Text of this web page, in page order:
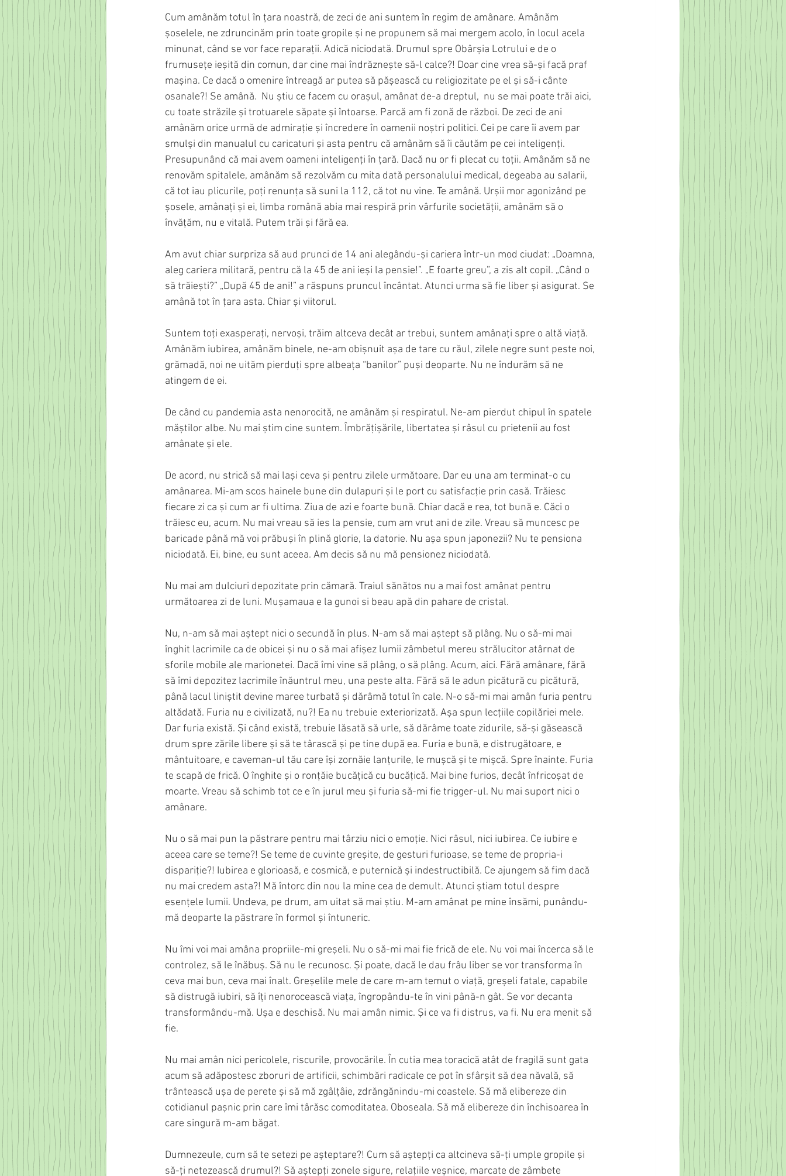
Cum amânăm totul în țara noastră, de zeci de ani suntem în regim de amânare. Amânăm
șoselele, ne zdruncinăm prin toate gropile și ne propunem să mai mergem acolo, în locul acela
minunat, când se vor face reparații. Adică niciodată. Drumul spre Obârșia Lotrului e de o
frumusețe ieșită din comun, dar cine mai îndrăznește să-l calce?! Doar cine vrea să-și facă praf
mașina. Ce dacă o omenire întreagă ar putea să pășească cu religiozitate pe el și să-i cânte
osanale?! Se amână.  Nu știu ce facem cu orașul, amânat de-a dreptul,  nu se mai poate trăi aici,
cu toate străzile și trotuarele săpate și întoarse. Parcă am fi zonă de război. De zeci de ani
amânăm orice urmă de admirație și încredere în oamenii noștri politici. Cei pe care îi avem par
smulși din manualul cu caricaturi și asta pentru că amânăm să îi căutăm pe cei inteligenți.
Presupunând că mai avem oameni inteligenți în țară. Dacă nu or fi plecat cu toții. Amânăm să ne
renovăm spitalele, amânăm să rezolvăm cu mita dată personalului medical, degeaba au salarii,
că tot iau plicurile, poți renunța să suni la 112, că tot nu vine. Te amână. Urșii mor agonizând pe
șosele, amânați și ei, limba română abia mai respiră prin vârfurile societății, amânăm să o
învățăm, nu e vitală. Putem trăi și fără ea.
Am avut chiar surpriza să aud prunci de 14 ani alegându-și cariera într-un mod ciudat: „Doamna,
aleg cariera militară, pentru că la 45 de ani ieși la pensie!”. „E foarte greu”, a zis alt copil. „Când o
să trăiești?” „După 45 de ani!” a răspuns pruncul încântat. Atunci urma să fie liber și asigurat. Se
amână tot în țara asta. Chiar și viitorul.
Suntem toți exasperați, nervoși, trăim altceva decât ar trebui, suntem amânați spre o altă viață.
Amânăm iubirea, amânăm binele, ne-am obișnuit așa de tare cu răul, zilele negre sunt peste noi,
grămadă, noi ne uităm pierduți spre albeața “banilor” puși deoparte. Nu ne îndurăm să ne
atingem de ei.
De când cu pandemia asta nenorocită, ne amânăm și respiratul. Ne-am pierdut chipul în spatele
măștilor albe. Nu mai știm cine suntem. Îmbrățișările, libertatea și râsul cu prietenii au fost
amânate și ele.
De acord, nu strică să mai lași ceva și pentru zilele următoare. Dar eu una am terminat-o cu
amânarea. Mi-am scos hainele bune din dulapuri și le port cu satisfacție prin casă. Trăiesc
fiecare zi ca și cum ar fi ultima. Ziua de azi e foarte bună. Chiar dacă e rea, tot bună e. Căci o
trăiesc eu, acum. Nu mai vreau să ies la pensie, cum am vrut ani de zile. Vreau să muncesc pe
baricade până mă voi prăbuși în plină glorie, la datorie. Nu așa spun japonezii? Nu te pensiona
niciodată. Ei, bine, eu sunt aceea. Am decis să nu mă pensionez niciodată.
Nu mai am dulciuri depozitate prin cămară. Traiul sănătos nu a mai fost amânat pentru
următoarea zi de luni. Mușamaua e la gunoi si beau apă din pahare de cristal.
Nu, n-am să mai aștept nici o secundă în plus. N-am să mai aștept să plâng. Nu o să-mi mai
înghit lacrimile ca de obicei și nu o să mai afișez lumii zâmbetul mereu strălucitor atârnat de
sforile mobile ale marionetei. Dacă îmi vine să plâng, o să plâng. Acum, aici. Fără amânare, fără
să îmi depozitez lacrimile înăuntrul meu, una peste alta. Fără să le adun picătură cu picătură,
până lacul liniștit devine maree turbată și dărâmă totul în cale. N-o să-mi mai amân furia pentru
altădată. Furia nu e civilizată, nu?! Ea nu trebuie exteriorizată. Așa spun lecțiile copilăriei mele.
Dar furia există. Și când există, trebuie lăsată să urle, să dărâme toate zidurile, să-și găsească
drum spre zările libere și să te târască și pe tine după ea. Furia e bună, e distrugătoare, e
mântuitoare, e caveman-ul tău care își zornăie lanțurile, le mușcă și te mișcă. Spre înainte. Furia
te scapă de frică. O înghite și o ronțăie bucățică cu bucățică. Mai bine furios, decât înfricoșat de
moarte. Vreau să schimb tot ce e în jurul meu și furia să-mi fie trigger-ul. Nu mai suport nici o
amânare.
Nu o să mai pun la păstrare pentru mai târziu nici o emoție. Nici râsul, nici iubirea. Ce iubire e
aceea care se teme?! Se teme de cuvinte greșite, de gesturi furioase, se teme de propria-i
dispariție?! Iubirea e glorioasă, e cosmică, e puternică și indestructibilă. Ce ajungem să fim dacă
nu mai credem asta?! Mă întorc din nou la mine cea de demult. Atunci știam totul despre
esențele lumii. Undeva, pe drum, am uitat să mai știu. M-am amânat pe mine însămi, punându-
mă deoparte la păstrare în formol și întuneric.
Nu îmi voi mai amâna propriile-mi greșeli. Nu o să-mi mai fie frică de ele. Nu voi mai încerca să le
controlez, să le înăbuș. Să nu le recunosc. Și poate, dacă le dau frâu liber se vor transforma în
ceva mai bun, ceva mai înalt. Greșelile mele de care m-am temut o viață, greșeli fatale, capabile
să distrugă iubiri, să îți nenorocească viața, îngropându-te în vini până-n gât. Se vor decanta
transformându-mă. Ușa e deschisă. Nu mai amân nimic. Și ce va fi distrus, va fi. Nu era menit să
fie.
Nu mai amân nici pericolele, riscurile, provocările. În cutia mea toracică atât de fragilă sunt gata
acum să adăpostesc zboruri de artificii, schimbări radicale ce pot în sfârșit să dea năvală, să
trântească ușa de perete și să mă zgâlțâie, zdrăngănindu-mi coastele. Să mă elibereze din
cotidianul pașnic prin care îmi târăsc comoditatea. Oboseala. Să mă elibereze din închisoarea în
care singură m-am băgat.
Dumnezeule, cum să te setezi pe așteptare?! Cum să aștepți ca altcineva să-ți umple gropile și
să-ți netezească drumul?! Să aștepți zonele sigure, relațiile veșnice, marcate de zâmbete